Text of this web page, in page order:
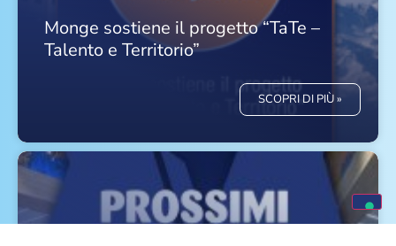
Monge sostiene il progetto “TaTe –
Talento e Territorio”
SCOPRI DI PIÙ »